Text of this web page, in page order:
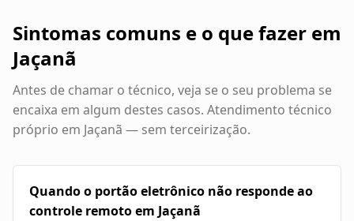
Sintomas comuns e o que fazer em
Jaçanã
Antes de chamar o técnico, veja se o seu problema se
encaixa em algum destes casos. Atendimento técnico
próprio em Jaçanã — sem terceirização.
Quando o portão eletrônico não responde ao
controle remoto em Jaçanã